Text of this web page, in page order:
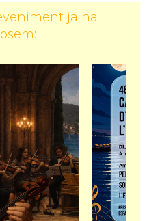
ja ha